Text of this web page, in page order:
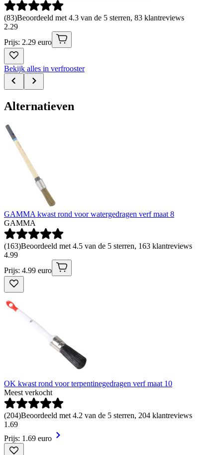
(83)Beoordeeld met 4.3 van de 5 sterren, 83 klantreviews
2.29
Prijs: 2.29 euro
Bekijk alles in verfrooster
Alternatieven
GAMMA kwast rond voor watergedragen verf maat 8
GAMMA
(163)Beoordeeld met 4.5 van de 5 sterren, 163 klantreviews
4.99
Prijs: 4.99 euro
OK kwast rond voor terpentinegedragen verf maat 10
Meest verkocht
(204)Beoordeeld met 4.2 van de 5 sterren, 204 klantreviews
1 .69
Prijs: 1.69 euro